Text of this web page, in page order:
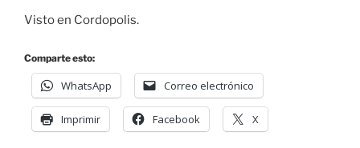
Visto en Cordopolis.
Comparte esto:
WhatsApp Correo electrónico
Imprimir Facebook X